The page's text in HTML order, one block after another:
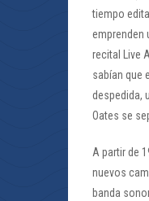
tiempo
emprenden
recital Live
sabían que
despedida,
Oates se
A partir de
nuevos
banda